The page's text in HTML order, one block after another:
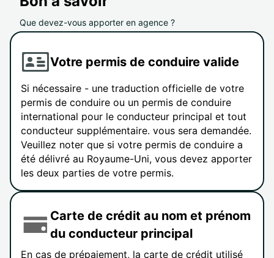
Que devez-vous apporter en agence ?
Votre permis de conduire valide
Si nécessaire - une traduction officielle de votre
permis de conduire ou un permis de conduire
international pour le conducteur principal et tout
conducteur supplémentaire. vous sera demandée.
Veuillez noter que si votre permis de conduire a
été délivré au Royaume-Uni, vous devez apporter
les deux parties de votre permis.
Carte de crédit au nom et prénom
du conducteur principal
En cas de prépaiement, la carte de crédit utilisé